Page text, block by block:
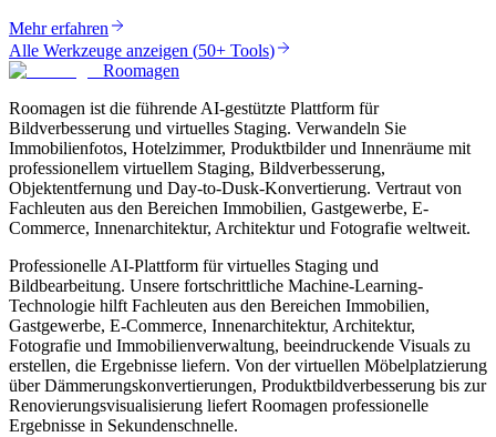
Mehr erfahren
Alle Werkzeuge anzeigen (50+ Tools)
Roomagen
Roomagen ist die führende AI-gestützte Plattform für
Bildverbesserung und virtuelles Staging. Verwandeln Sie
Immobilienfotos, Hotelzimmer, Produktbilder und Innenräume mit
professionellem virtuellem Staging, Bildverbesserung,
Objektentfernung und Day-to-Dusk-Konvertierung. Vertraut von
Fachleuten aus den Bereichen Immobilien, Gastgewerbe, E-
Commerce, Innenarchitektur, Architektur und Fotografie weltweit.
Professionelle AI-Plattform für virtuelles Staging und
Bildbearbeitung. Unsere fortschrittliche Machine-Learning-
Technologie hilft Fachleuten aus den Bereichen Immobilien,
Gastgewerbe, E-Commerce, Innenarchitektur, Architektur,
Fotografie und Immobilienverwaltung, beeindruckende Visuals zu
erstellen, die Ergebnisse liefern. Von der virtuellen Möbelplatzierung
über Dämmerungskonvertierungen, Produktbildverbesserung bis zur
Renovierungsvisualisierung liefert Roomagen professionelle
Ergebnisse in Sekundenschnelle.